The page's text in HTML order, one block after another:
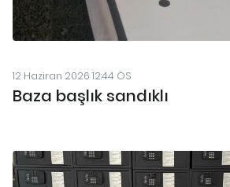
12 Haziran 2026 12:44 ÖS
Baza başlık sandıklı